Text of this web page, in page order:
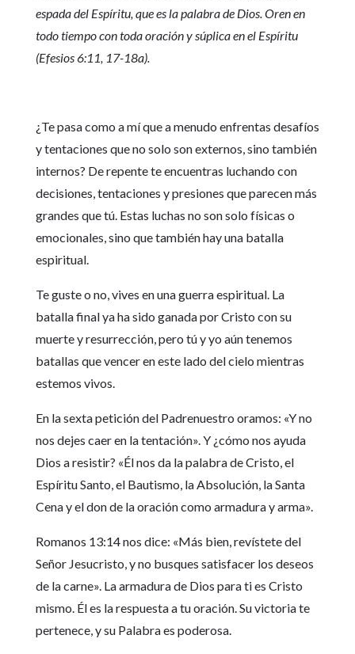
espada del Espíritu, que es la palabra de Dios. Oren en
todo tiempo con toda oración y súplica en el Espíritu
(Efesios 6:11, 17-18a).
¿Te pasa como a mí que a menudo enfrentas desafíos
y tentaciones que no solo son externos, sino también
internos? De repente te encuentras luchando con
decisiones, tentaciones y presiones que parecen más
grandes que tú. Estas luchas no son solo físicas o
emocionales, sino que también hay una batalla
espiritual.
Te guste o no, vives en una guerra espiritual. La
batalla final ya ha sido ganada por Cristo con su
muerte y resurrección, pero tú y yo aún tenemos
batallas que vencer en este lado del cielo mientras
estemos vivos.
En la sexta petición del Padrenuestro oramos: «Y no
nos dejes caer en la tentación». Y ¿cómo nos ayuda
Dios a resistir? «Él nos da la palabra de Cristo, el
Espíritu Santo, el Bautismo, la Absolución, la Santa
Cena y el don de la oración como armadura y arma».
Romanos 13:14 nos dice: «Más bien, revístete del
Señor Jesucristo, y no busques satisfacer los deseos
de la carne». La armadura de Dios para ti es Cristo
mismo. Él es la respuesta a tu oración. Su victoria te
pertenece, y su Palabra es poderosa.